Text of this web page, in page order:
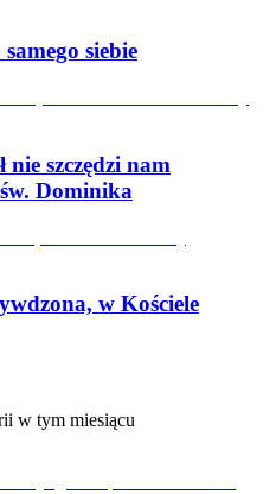
siebie
szczędzi nam
Dominika
w Kościele
w tym miesiącu